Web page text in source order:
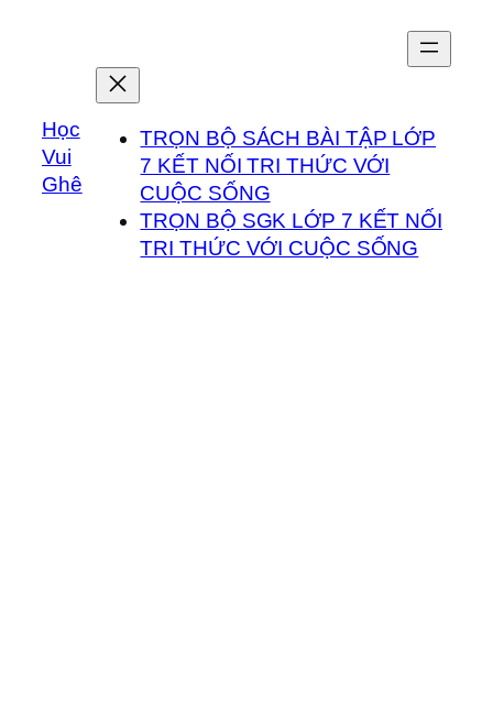
dungHọc
Vui
Ghê
TRỌN BỘ SÁCH BÀI TẬP LỚP
7 KẾT NỐI TRI THỨC VỚI
CUỘC SỐNG
TRỌN BỘ SGK LỚP 7 KẾT NỐI
TRI THỨC VỚI CUỘC SỐNG